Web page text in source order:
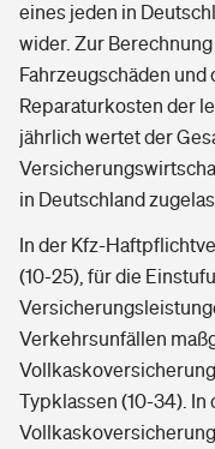
eines jeden in
wider. Zur
Fahrzeugschäden
Reparaturkosten der
jährlich wertet der
in Deutschland
In der Kfz-
(10-25), für die
Verkehrsunfällen
Typklassen (10-34). In